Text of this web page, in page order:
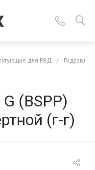
для РВД /
(BSPP)
(г-г)